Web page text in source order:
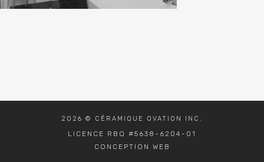
2026 © CÉRAMIQUE OVATION INC.
LICENCE RBQ #5638-6204-01
CONCEPTION WEB